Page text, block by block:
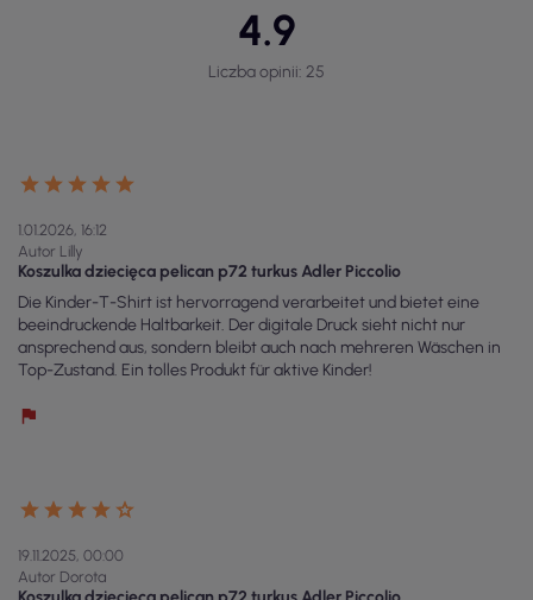
4.9
Liczba opinii: 25
1.01.2026, 16:12
Autor Lilly
Koszulka dziecięca pelican p72 turkus Adler Piccolio
Die Kinder-T-Shirt ist hervorragend verarbeitet und bietet eine
beeindruckende Haltbarkeit. Der digitale Druck sieht nicht nur
ansprechend aus, sondern bleibt auch nach mehreren Wäschen in
Top-Zustand. Ein tolles Produkt für aktive Kinder!
19.11.2025, 00:00
Autor Dorota